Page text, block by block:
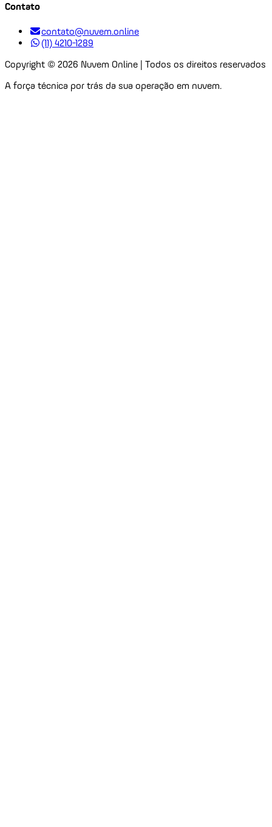
Contato
contato@nuvem.online
(11) 4210-1289
Copyright © 2026 Nuvem Online | Todos os direitos reservados
A força técnica por trás da sua operação em nuvem.